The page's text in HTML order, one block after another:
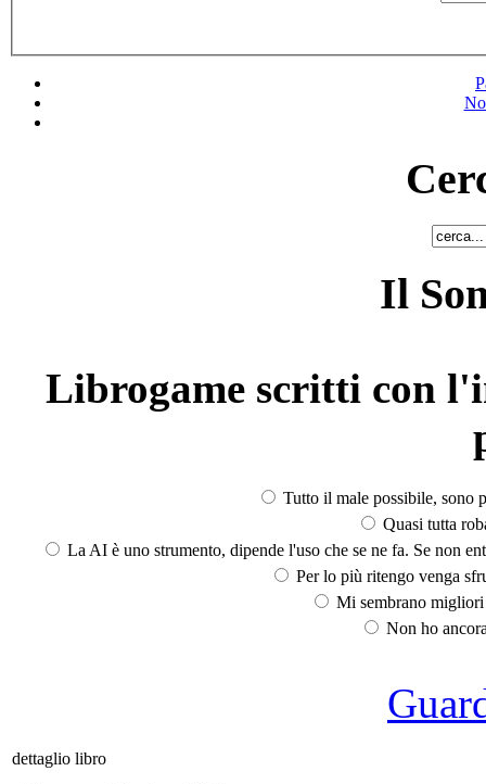
Il
Librogame scritti con
Tutto il male possibile, sono
Quasi tutta
La AI è uno strumento, dipende l'uso che se ne fa. Se non
Per lo più ritengo venga
Mi sembrano
Non ho
dettaglio libro